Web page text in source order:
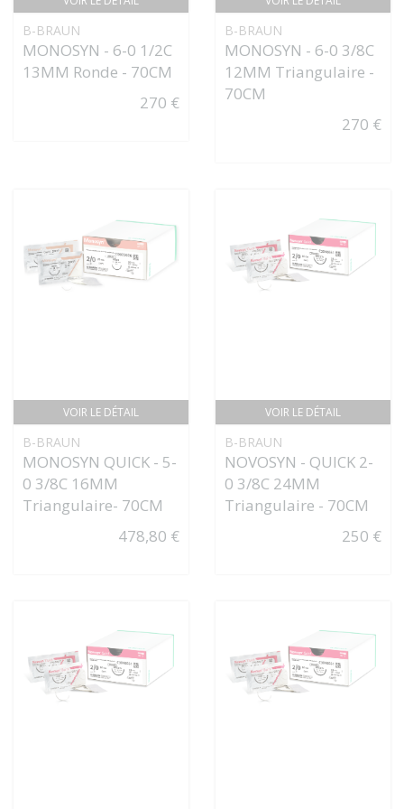
B-BRAUN
MONOSYN - 6-0 1/2C
13MM Ronde - 70CM
270 €
B-BRAUN
MONOSYN - 6-0 3/8C
12MM Triangulaire -
70CM
270 €
VOIR LE DÉTAIL
B-BRAUN
MONOSYN QUICK - 5-
0 3/8C 16MM
Triangulaire- 70CM
478,80 €
VOIR LE DÉTAIL
B-BRAUN
NOVOSYN - QUICK 2-
0 3/8C 24MM
Triangulaire - 70CM
250 €